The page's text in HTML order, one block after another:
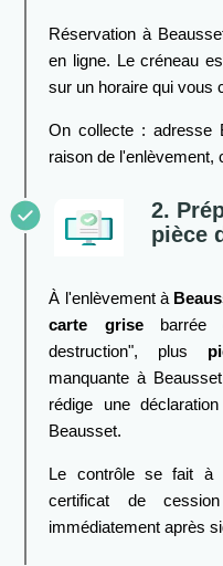
Réservation à
en ligne. Le créneau
sur un horaire qui vous
On collecte : adresse
raison de l'enlèvement,
2.
pièce
À l'enlèvement à
carte grisebarrée
destruction", plus
manquante à
rédige une
Beausset.
Le contrôle se fait à
certificat de
immédiatement après